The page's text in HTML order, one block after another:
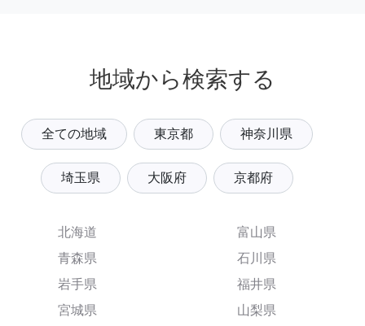
地域から検索する
全ての地域 東京都 神奈川県
埼玉県 大阪府 京都府
北海道
青森県
岩手県
宮城県
富山県
石川県
福井県
山梨県